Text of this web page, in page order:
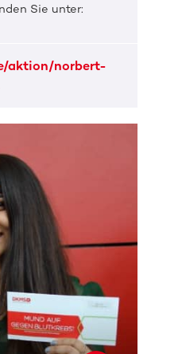
Sie unter:
aktion/norbert-